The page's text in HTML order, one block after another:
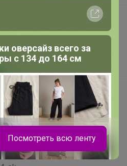
оверсайз всего за
с 134 до 164 см
Посмотреть всю ленту